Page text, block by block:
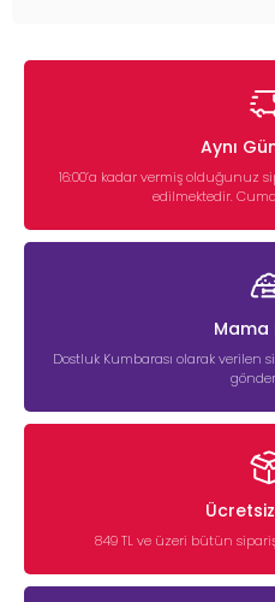
Aynı
16:00’a kadar vermiş olduğunuz
edilmektedir.
Mama
Dostluk Kumbarası olarak verilen
849 TL ve üzeri bütün